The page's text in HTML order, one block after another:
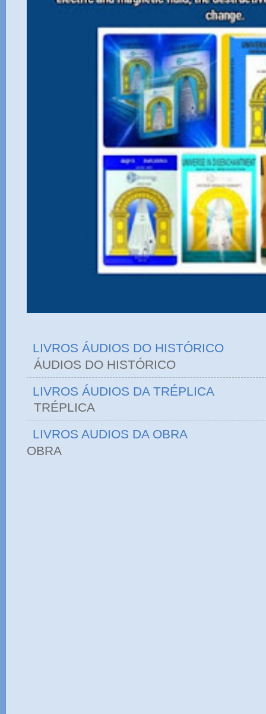
LIVROS ÁUDIOS DO HISTÓRICO
ÁUDIOS DO
LIVROS ÁUDIOS DA TRÉPLICA
TRÉPLICA
LIVROS AUDIOS DA OBRA
OBRA